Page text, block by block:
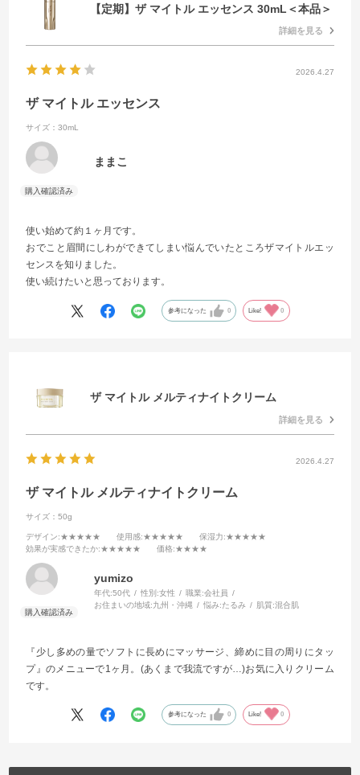
【定期】ザ マイトル エッセンス 30mL＜本品＞
詳細を見る
2026.4.27
ザ マイトル エッセンス
サイズ：30mL
ままこ
使い始めて約１ヶ月です。
おでこと眉間にしわができてしまい悩んでいたところザマイトルエッ
センスを知りました。
使い続けたいと思っております。
参考になった 0 Like! 0
ザ マイトル メルティナイトクリーム
詳細を見る
2026.4.27
ザ マイトル メルティナイトクリーム
サイズ：50g
デザイン:★★★★★ 使用感:★★★★★ 保湿力:★★★★★
効果が実感できたか:★★★★★ 価格:★★★★
yumizo
年代:50代 性別:女性 職業:会社員
お住まいの地域:九州・沖縄 悩み:たるみ 肌質:混合肌
『少し多めの量でソフトに長めにマッサージ、締めに目の周りにタッ
プ』のメニューで1ヶ月。(あくまで我流ですが…)お気に入りクリーム
です。
参考になった 0 Like! 0